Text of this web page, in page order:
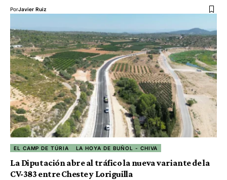
PorJavier Ruiz
EL CAMP DE TÚRIA LA HOYA DE BUÑOL - CHIVA
La Diputación abre al tráfico la nueva variante de la
CV-383 entre Cheste y Loriguilla